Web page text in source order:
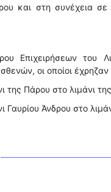
και στη συνέχεια
Επιχειρήσεων του
οι οποίοι
της Πάρου στο λιμάνι
Γαυρίου Άνδρου στο